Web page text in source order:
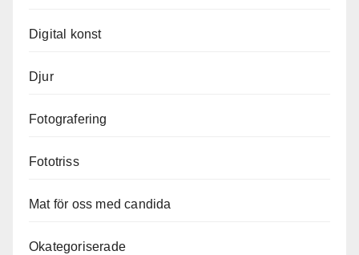
Digital konst
Djur
Fotografering
Fototriss
Mat för oss med candida
Okategoriserade